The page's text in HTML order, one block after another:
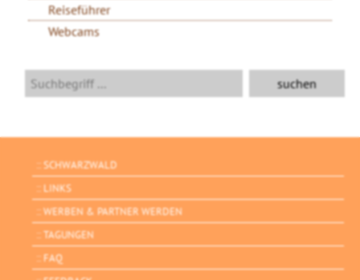
Reiseführer
Webcams
SCHWARZWALD
LINKS
WERBEN & PARTNER WERDEN
TAGUNGEN
FAQ